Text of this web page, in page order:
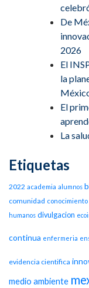
De
2026
El
la
El
La
Etiquetas
2022 academia alumnos
comunidad conocimiento
humanos divulgacion
continua enfermeria
evidencia cientifica
medio ambiente